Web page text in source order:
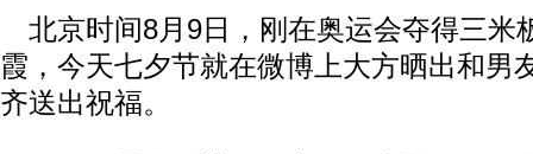
北京时间8月9日，刚在奥运会夺得三米
霞，今天七夕节就在微博上大方晒出和男
齐送出祝福。